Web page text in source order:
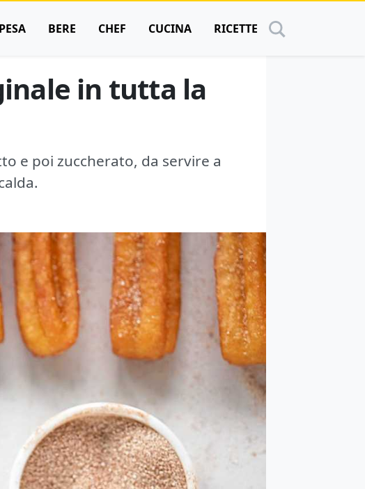
BERE CHEF CUCINA RICETTE
in tutta la
e poi zuccherato, da servire a